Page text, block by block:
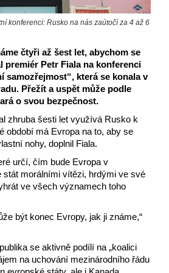
konferenci: Rusko na nás zaútočí za 4 až 6
čtyři až šest let, abychom se
premiér Petr Fiala na konferenci
samozřejmost“, která se konala v
Přežít a uspět může podle
o svou bezpečnost.
zhruba šesti let využívá Rusko k
období má Evropa na to, aby se
nohy, doplnil Fiala.
určí, čím bude Evropa v
stát morálními vítězi, hrdými ve své
ve všech významech toho
být konec Evropy, jak ji známe,“
se aktivně podílí na „koalici
na uchování mezinárodního řádu